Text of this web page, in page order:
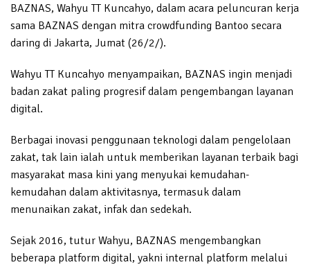
BAZNAS, Wahyu TT Kuncahyo, dalam acara peluncuran kerja
sama BAZNAS dengan mitra crowdfunding Bantoo secara
daring di Jakarta, Jumat (26/2/).
Wahyu TT Kuncahyo menyampaikan, BAZNAS ingin menjadi
badan zakat paling progresif dalam pengembangan layanan
digital.
Berbagai inovasi penggunaan teknologi dalam pengelolaan
zakat, tak lain ialah untuk memberikan layanan terbaik bagi
masyarakat masa kini yang menyukai kemudahan-
kemudahan dalam aktivitasnya, termasuk dalam
menunaikan zakat, infak dan sedekah.
Sejak 2016, tutur Wahyu, BAZNAS mengembangkan
beberapa platform digital, yakni internal platform melalui